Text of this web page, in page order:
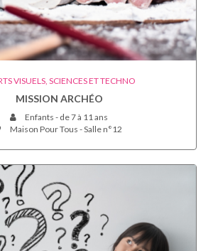
VISUELS, SCIENCES ET TECHNO
MISSION ARCHÉO
Enfants - de 7 à 11 ans
Maison Pour Tous - Salle n°12